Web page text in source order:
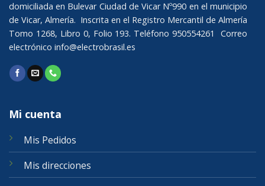
domiciliada en Bulevar Ciudad de Vicar Nº990 en el municipio
de Vicar, Almería. Inscrita en el Registro Mercantil de Almería
Tomo 1268, Libro 0, Folio 193. Teléfono 950554261 Correo
electrónico info@electrobrasil.es
Mi cuenta
Mis Pedidos
Mis direcciones